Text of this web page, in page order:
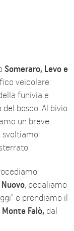
Someraro, Levo e
veicolare.
funivia e
bosco. Al bivio
un breve
, pedaliamo
e prendiamo il
Monte Falò, dal